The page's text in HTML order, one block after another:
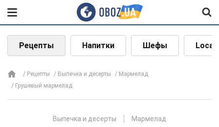
Рецепты Напитки Шефы Local
Рецепты Выпечка и десерты
Мармелад
Грушевый мармелад
Выпечка и десерты Мармелад